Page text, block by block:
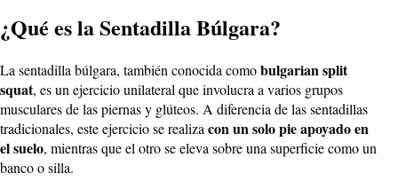
¿Qué es la Sentadilla Búlgara?
La sentadilla búlgara, también conocida comobulgarian split
squat, es un ejercicio unilateral que involucra a varios grupos
musculares de las piernas y glúteos. A diferencia de las sentadillas
tradicionales, este ejercicio se realiza con un solo pie apoyado en
el suelo, mientras que el otro se eleva sobre una superficie como un
banco o silla.